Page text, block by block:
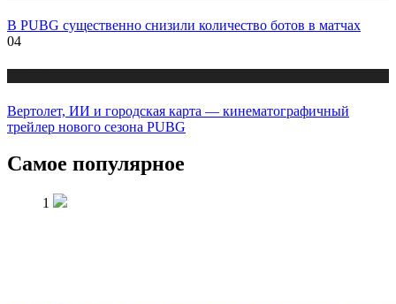
В PUBG существенно снизили количество ботов в матчах
04
Вертолет, ИИ и городская карта — кинематографичный
трейлер нового сезона PUBG
Самое популярное
1